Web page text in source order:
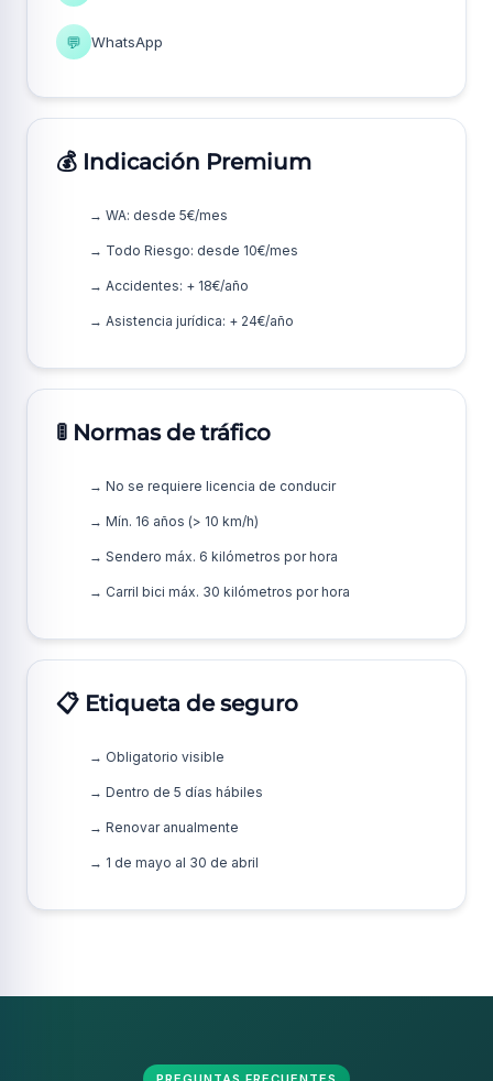
💬 WhatsApp
💰 Indicación Premium
→ WA: desde 5€/mes
→ Todo Riesgo: desde 10€/mes
→ Accidentes: + 18€/año
→ Asistencia jurídica: + 24€/año
🚦 Normas de tráfico
→ No se requiere licencia de conducir
→ Mín. 16 años (> 10 km/h)
→ Sendero máx. 6 kilómetros por hora
→ Carril bici máx. 30 kilómetros por hora
📋 Etiqueta de seguro
→ Obligatorio visible
→ Dentro de 5 días hábiles
→ Renovar anualmente
→ 1 de mayo al 30 de abril